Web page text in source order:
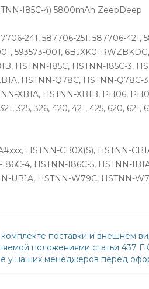
I85C-4) 5800mAh ZeepDeep
587706-251, 587706-421,
593573-001,
HSTNN-I85C, HSTNN-I85C-3,
HSTNN-Q78C, HSTNN-
XB1A, HSTNN-XB1B, PH06,
420, 421, 425, 620, 621,
HSTNN-CB0X(S), HSTNN-
4, HSTNN-I86C-5, HSTNN-
UB1A, HSTNN-W79C, HSTNN-
поставки и внешнем
положениями статьи 437
у наших менеджеров перед